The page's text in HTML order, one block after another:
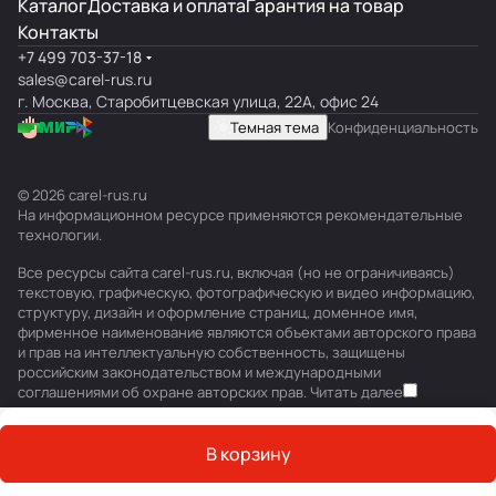
В корзину
КаталогДоставка и оплатаГарантия на товар
Контакты
+7 499 703-37-18
sales@carel-rus.ru
г. Москва, Старобитцевская улица, 22А, офис 24
Темная тема Конфиденциальность
© 2026 carel-rus.ru
На информационном ресурсе применяются рекомендательные
технологии.
Все ресурсы сайта carel-rus.ru, включая (но не ограничиваясь)
текстовую, графическую, фотографическую и видео информацию,
структуру, дизайн и оформление страниц, доменное имя,
фирменное наименование являются объектами авторского права
и прав на интеллектуальную собственность, защищены
российским законодательством и международными
соглашениями об охране авторских прав. Читать далее